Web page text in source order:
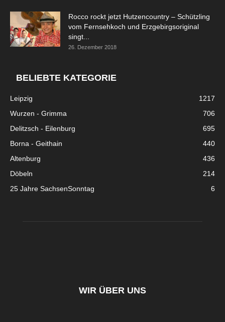
Rocco rockt jetzt Hutzencountry – Schützling
vom Fernsehkoch und Erzgebirgsoriginal
singt...
26. Dezember 2018
BELIEBTE KATEGORIE
Leipzig
1217
Wurzen - Grimma
706
Delitzsch - Eilenburg
695
Borna - Geithain
440
Altenburg
436
Döbeln
214
25 Jahre SachsenSonntag
6
WIR ÜBER UNS